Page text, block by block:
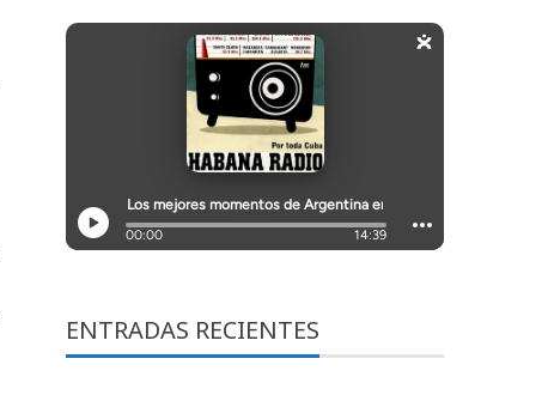
ENTRADAS RECIENTES